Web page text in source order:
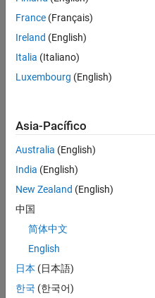
todos
los
empleos.
Busque
por
ubicación
todos
empleos
en su
zona.
Oil & Gas Industry
US-TX-Plano
Marketing |
France (Français)
Ireland (English)
Italia (Italiano)
Luxembourg (English)
Asia-Pacífico
Australia (English)
India (English)
New Zealand (English)
中国
简体中文
English
日本 (日本語)
한국 (한국어)